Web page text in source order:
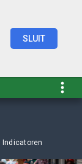
SLUIT
Indicatoren